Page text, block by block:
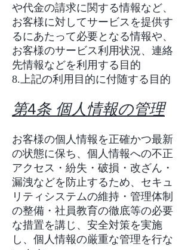
や代金の請求に関する情報など、
お客様に対してサービスを提供す
るにあたって必要となる情報や、
お客様のサービス利用状況、連絡
先情報などを利用する目的
8.上記の利用目的に付随する目的
第4条 個人情報の管理
お客様の個人情報を正確かつ最新
の状態に保ち、個人情報への不正
アクセス・紛失・破損・改ざん・
漏洩などを防止するため、セキュ
リティシステムの維持・管理体制
の整備・社員教育の徹底等の必要
な措置を講じ、安全対策を実施
し、個人情報の厳重な管理を行な